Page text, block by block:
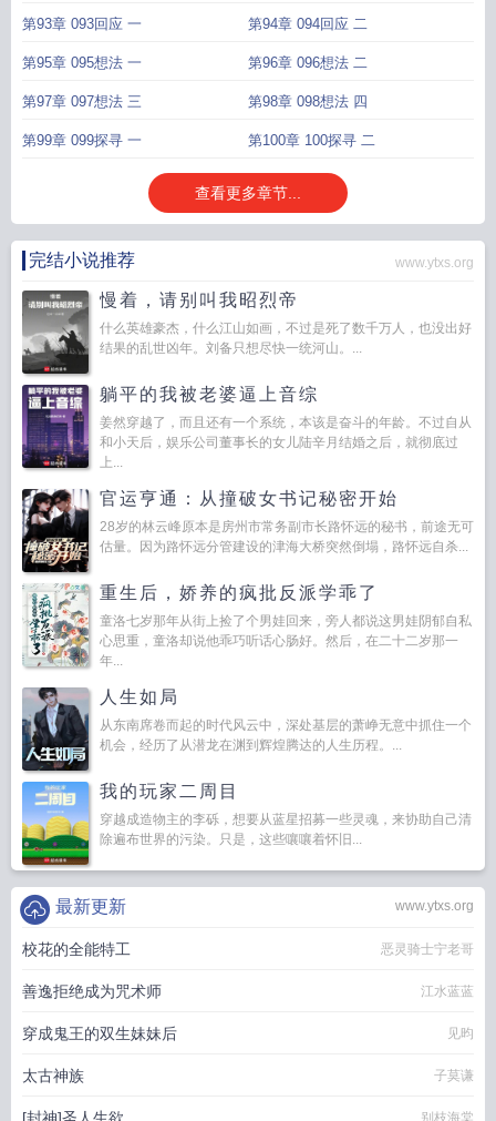
第93章 093回应 一 第94章 094回应 二
第95章 095想法 一 第96章 096想法 二
第97章 097想法 三 第98章 098想法 四
第99章 099探寻 一 第100章 100探寻 二
查看更多章节...
完结小说推荐 www.ytxs.org
慢着，请别叫我昭烈帝
什么英雄豪杰，什么江山如画，不过是死了数千万人，也没出好
结果的乱世凶年。刘备只想尽快一统河山。...
躺平的我被老婆逼上音综
姜然穿越了，而且还有一个系统，本该是奋斗的年龄。不过自从
和小天后，娱乐公司董事长的女儿陆辛月结婚之后，就彻底过
上...
官运亨通：从撞破女书记秘密开始
28岁的林云峰原本是房州市常务副市长路怀远的秘书，前途无可
估量。因为路怀远分管建设的津海大桥突然倒塌，路怀远自杀...
重生后，娇养的疯批反派学乖了
童洛七岁那年从街上捡了个男娃回来，旁人都说这男娃阴郁自私
心思重，童洛却说他乖巧听话心肠好。然后，在二十二岁那一
年...
人生如局
从东南席卷而起的时代风云中，深处基层的萧峥无意中抓住一个
机会，经历了从潜龙在渊到辉煌腾达的人生历程。...
我的玩家二周目
穿越成造物主的李砾，想要从蓝星招募一些灵魂，来协助自己清
除遍布世界的污染。只是，这些嚷嚷着怀旧...
www.ytxs.org
最新更新
校花的全能特工 恶灵骑士宁老哥
善逸拒绝成为咒术师 江水蓝蓝
穿成鬼王的双生妹妹后 见昀
太古神族 子莫谦
别枝海棠